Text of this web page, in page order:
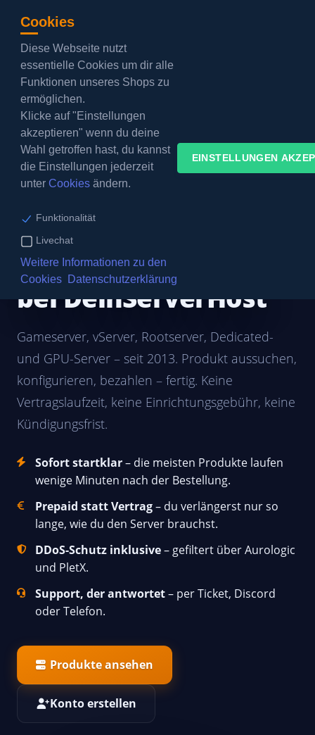
Cookies
Diese Webseite nutzt
essentielle Cookies um dir alle
Funktionen unseres Shops zu
ermöglichen.
Klicke auf "Einstellungen
akzeptieren" wenn du deine
Wahl getroffen hast, du kannst
die Einstellungen jederzeit
unter Cookiesändern.
Funktionalität
Livechat
Weitere Informationen zu den
Cookies
Datenschutzerklärung
EINSTELLUNGEN
Barrierefreier Modus:
KUNDENBEREICH
Standort bei Frankfurt am Main
Server mieten
bei DeinServerHost
Gameserver, vServer, Rootserver, Dedicated-
und GPU-Server – seit 2013. Produkt aussuchen,
konfigurieren, bezahlen – fertig. Keine
Vertragslaufzeit, keine Einrichtungsgebühr, keine
Kündigungsfrist.
Sofort startklar– die meisten Produkte laufen
wenige Minuten nach der Bestellung.
Prepaid statt Vertrag– du verlängerst nur so
lange, wie du den Server brauchst.
DDoS-Schutz inklusive– gefiltert über Aurologic
und PletX.
Support, der antwortet– per Ticket, Discord
oder Telefon.
Produkte ansehen
Konto erstellen